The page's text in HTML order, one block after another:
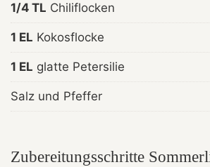
1/4 TL Chiliflocken
1 EL Kokosflocke
1 EL glatte Petersilie
Salz und Pfeffer
Zubereitungsschritte